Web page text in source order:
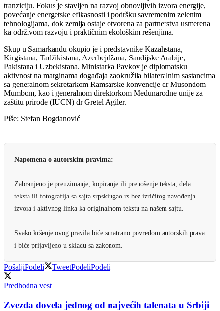
tranziciju. Fokus je stavljen na razvoj obnovljivih izvora energije,
povećanje energetske efikasnosti i podršku savremenim zelenim
tehnologijama, dok zemlja ostaje otvorena za partnerstva usmerena
ka održivom razvoju i praktičnim ekološkim rešenjima.
Skup u Samarkandu okupio je i predstavnike Kazahstana,
Kirgistana, Tadžikistana, Azerbejdžana, Saudijske Arabije,
Pakistana i Uzbekistana. Ministarka Pavkov je diplomatsku
aktivnost na marginama događaja zaokružila bilateralnim sastancima
sa generalnom sekretarkom Ramsarske konvencije dr Musondom
Mumbom, kao i generalnom direktorkom Međunarodne unije za
zaštitu prirode (IUCN) dr Gretel Agiler.
Piše: Stefan Bogdanović
Napomena o autorskim pravima:
Zabranjeno je preuzimanje, kopiranje ili prenošenje teksta, dela
teksta ili fotografija sa sajta srpskiugao.rs bez izričitog navođenja
izvora i aktivnog linka ka originalnom tekstu na našem sajtu.
Svako kršenje ovog pravila biće smatrano povredom autorskih prava
i biće prijavljeno u skladu sa zakonom.
PošaljiPodeli TweetPodeliPodeli
Predhodna vest
Zvezda dovela jednog od najvećih talenata u Srbiji